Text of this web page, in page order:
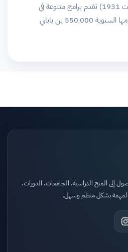
جامعة أوساكا اليابانية (تأسست 1931) تقدم برامج متنوعة في
الهندسة والطب والعلوم. رسومها السنوية 550,000 ين ياباني
إلى المنح الدراسية، الجامعات، الدورات،
المهمة بشكل منظم وسهل.